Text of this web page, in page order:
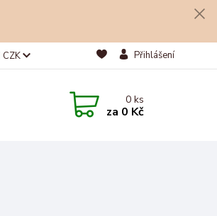
CZK Přihlášení
0ks
za 0 Kč